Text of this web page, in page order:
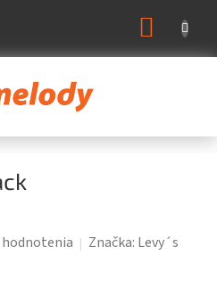
Značka: Levy´s